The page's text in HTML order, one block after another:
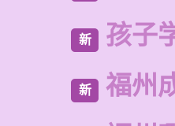
新 孩子
新 福州